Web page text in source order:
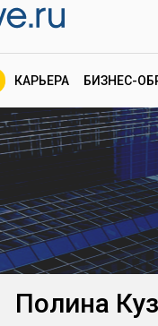
КАРЬЕРА БИЗНЕС-
Полина